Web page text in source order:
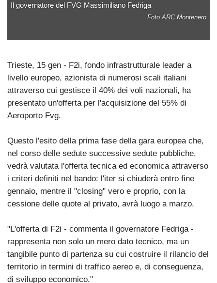
Il governatore del FVG Massimiliano Fedriga
Foto ARC Montenero
Trieste, 15 gen - F2i, fondo infrastrutturale leader a
livello europeo, azionista di numerosi scali italiani
attraverso cui gestisce il 40% dei voli nazionali, ha
presentato un'offerta per l'acquisizione del 55% di
Aeroporto Fvg.
Questo l'esito della prima fase della gara europea che,
nel corso delle sedute successive sedute pubbliche,
vedrà valutata l'offerta tecnica ed economica attraverso
i criteri definiti nel bando: l'iter si chiuderà entro fine
gennaio, mentre il "closing" vero e proprio, con la
cessione delle quote al privato, avrà luogo a marzo.
"L'offerta di F2i - commenta il governatore Fedriga -
rappresenta non solo un mero dato tecnico, ma un
tangibile punto di partenza su cui costruire il rilancio del
territorio in termini di traffico aereo e, di conseguenza,
di sviluppo economico."